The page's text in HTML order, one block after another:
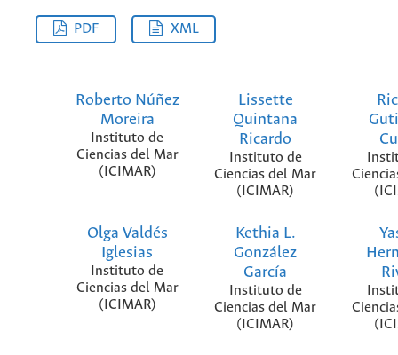
PDF XML
Roberto Núñez
Moreira
Instituto de
Ciencias del Mar
(ICIMAR)
Lissette
Quintana
Ricardo
Instituto de
Ciencias del Mar
(ICIMAR)
Olga Valdés
Iglesias
Instituto de
Ciencias del Mar
(ICIMAR)
Kethia L.
González
García
Instituto de
Ciencias del Mar
(ICIMAR)